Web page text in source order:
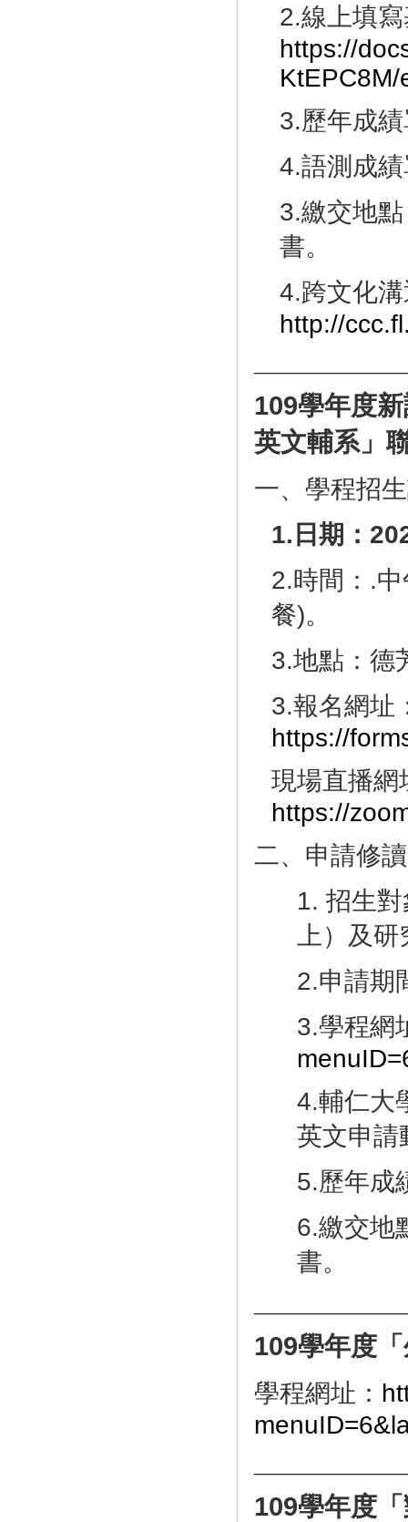
2.線上填
https://
KtEPC8M/
3.歷年成
4.語測成
3.繳交地
書。
4.跨文化
http://
109學年度
英文輔系」
一、學程招
1. 日期：
2.時間：.
餐)。
3.地點：德
3.報名網址
https://
現場直播網
https://
二、申請修
1. 招生
上）及
2.申請期
3.學程網
4.輔仁大
英文申請
5.歷年成
6.繳交地
書。
109學年度
學程網址：
109學年度